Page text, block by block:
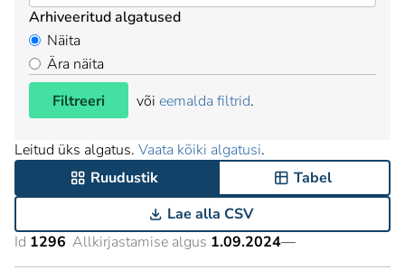
Arhiveeritud algatused
Näita
Ära näita
Filtreeri
või eemalda filtrid.
Leitud üks algatus. Vaata kõiki algatusi.
Ruudustik
Tabel
Lae alla CSV
Id 1296 Allkirjastamise algus 1.09.2024—